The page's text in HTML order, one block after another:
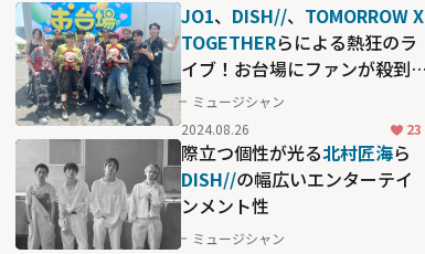
JO1、 DISH//、 TOMORROW X
TOGETHERらによる熱狂のラ
イブ！お台場にファンが殺到
した「めざましライブ」の名
場面
ミュージシャン
2024.08.26
23
際立つ個性が光る北村匠海ら
DISH//の幅広いエンターテイ
ンメント性
ミュージシャン